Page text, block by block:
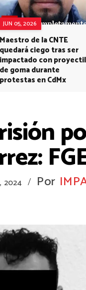
JUN 05, 2026
Maestro de la CNTE
quedará ciego tras ser
impactado con proyectil
de goma durante
protestas en CdMx
2024 / Por